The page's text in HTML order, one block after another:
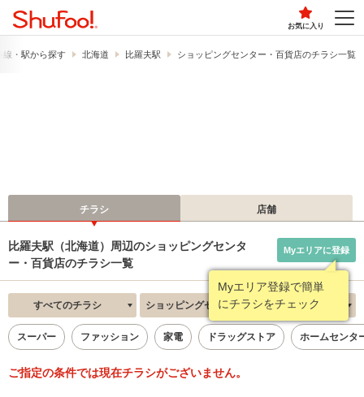
お気に入り
線・駅から探す 北海道 比羅夫駅 ショッピングセンター・百貨店のチラシ一覧
チラシ 店舗
比羅夫駅（北海道）周辺のショッピングセンタ
ー・百貨店のチラシ一覧
Myエリア登録で簡単
にチラシをチェック
Myエリアに登録
すべてのチラシ ショッピングセンター・百貨店 新着順
スーパー ファッション 家電 ドラッグストア ホームセンタ
ご指定の条件では現在チラシがございません。